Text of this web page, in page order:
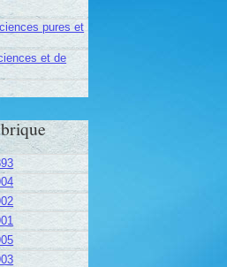
pures et
et de